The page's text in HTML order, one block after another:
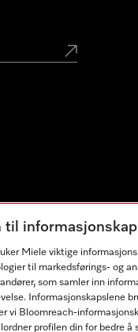
Miele viktige
til markedsførings- og
som samler inn
Informasjonskapslene
vi Bloomreach-
profilen din for bedre å